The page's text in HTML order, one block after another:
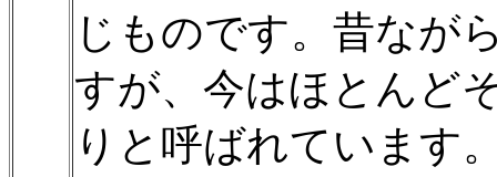
じものです。昔なが
すが、今はほとんど
りと呼ばれています